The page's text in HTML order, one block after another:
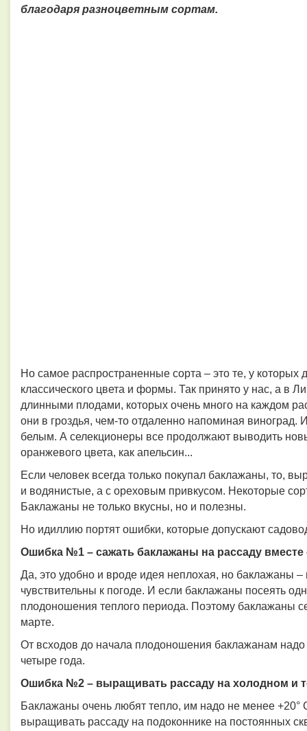
благодаря разноцветным сортам.
Но самое распространенные сорта – это те, у
классического цвета и формы. Так принято у нас, а в
длинными плодами, которых очень много на каждом
они в гроздья, чем-то отдаленно напоминая
белым. А селекционеры все продолжают выводить
оранжевого цвета, как апельсин...
Если человек всегда только покупал баклажаны, то,
и водянистые, а с ореховым привкусом. Некоторые
Баклажаны не только вкусны, но и полезны.
Но идиллию портят ошибки, которые допускают
Ошибка №1 – сажать баклажаны на рассаду
Да, это удобно и вроде идея неплохая, но баклажаны
чувствительны к погоде. И если баклажаны посеять
плодоношения теплого периода. Поэтому баклажаны
марте.
От всходов до начала плодоношения баклажанам
четыре года.
Ошибка №2 – выращивать рассаду на холодном и
Баклажаны очень любят тепло, им надо не менее
выращивать рассаду на подоконнике на постоянных